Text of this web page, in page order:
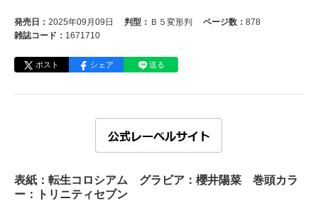
発売日： 2025年09月09日 判型： Ｂ５変形判 ページ数： 878
雑誌コード： 1671710
ポスト シェア 送る
表紙：転生コロシアム グラビア：櫻井陽菜 巻頭カラ
ー：トリニティセブン